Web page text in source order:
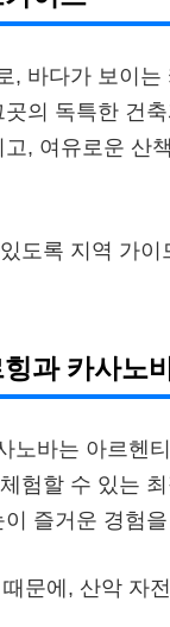
, 바다가 보이는
의 독특한 건
, 여유로운 산
도록 지역 가이
과 카사노
노바는 아르헨
험할 수 있는
즐거운 경험
문에, 산악 자